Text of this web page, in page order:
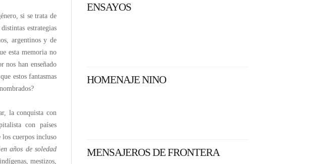
si se trata de
estrategias
argentinos y de
esta memoria no
nos han enseñado
estos fantasmas
la conquista con
con países
los cuerpos incluso
años de soledad
mestizos,
ENSAYOS
HOMENAJE NINO
MENSAJEROS DE FRONTERA